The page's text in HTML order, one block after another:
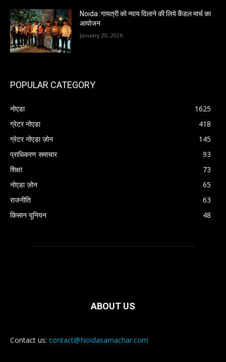
Noida :गायत्री को न्याय दिलाने की लिये कैंडल मार्च का
आयोजन
January 20, 2026
POPULAR CATEGORY
नोएडा
1625
ग्रेटर नोएडा
418
ग्रेटर नोएडा ज़ोन
145
प्राधिकरण समाचार
93
शिक्षा
73
नोएडा ज़ोन
65
राजनीति
63
किसान यूनियन
48
ABOUT US
Contact us: contact@Noidasamachar.com